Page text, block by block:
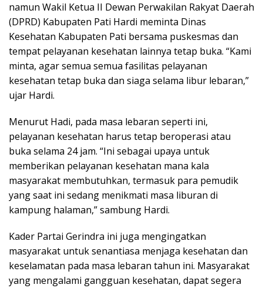
namun Wakil Ketua II Dewan Perwakilan Rakyat Daerah
(DPRD) Kabupaten Pati Hardi meminta Dinas
Kesehatan Kabupaten Pati bersama puskesmas dan
tempat pelayanan kesehatan lainnya tetap buka. “Kami
minta, agar semua semua fasilitas pelayanan
kesehatan tetap buka dan siaga selama libur lebaran,”
ujar Hardi.
Menurut Hadi, pada masa lebaran seperti ini,
pelayanan kesehatan harus tetap beroperasi atau
buka selama 24 jam. “Ini sebagai upaya untuk
memberikan pelayanan kesehatan mana kala
masyarakat membutuhkan, termasuk para pemudik
yang saat ini sedang menikmati masa liburan di
kampung halaman,” sambung Hardi.
Kader Partai Gerindra ini juga mengingatkan
masyarakat untuk senantiasa menjaga kesehatan dan
keselamatan pada masa lebaran tahun ini. Masyarakat
yang mengalami gangguan kesehatan, dapat segera